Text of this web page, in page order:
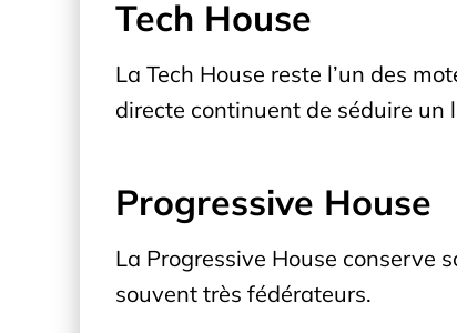
Tech House
La Tech House reste l’un des
directe continuent de séduire un
Progressive House
La Progressive House conserve
souvent très fédérateurs.